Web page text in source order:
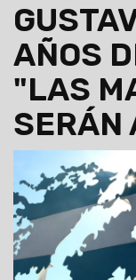
AÑOS
"LAS
SERÁN